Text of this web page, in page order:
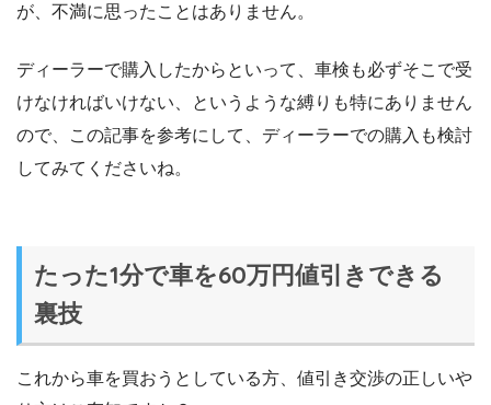
が、不満に思ったことはありません。
ディーラーで購入したからといって、車検も必ずそこで受
けなければいけない、というような縛りも特にありません
ので、この記事を参考にして、ディーラーでの購入も検討
してみてくださいね。
たった1分で車を60万円値引きできる
裏技
これから車を買おうとしている方、値引き交渉の正しいや